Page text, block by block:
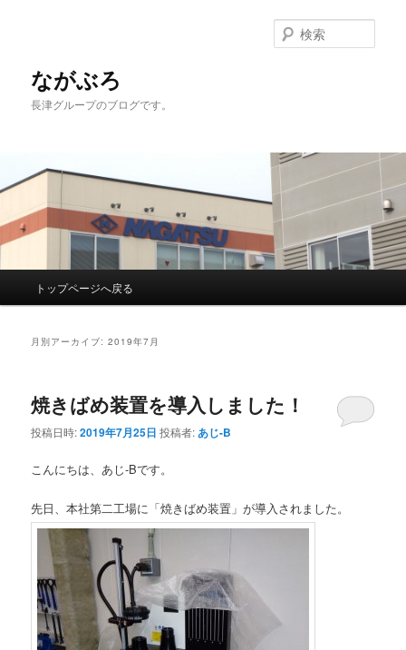
ながぶろ
長津グループのブログです。
索
メ
コ
ン
ツ
へ
移
サ
ン
ツ
へ
移
動
トップページへ戻る
月別アーカイブ:2019年7月
焼きばめ装置を導入しました！
投稿日時:2019年7月25日 投稿者:あじ-B
こんにちは、あじ-Bです。
先日、本社第二工場に「焼きばめ装置」が導入されました。